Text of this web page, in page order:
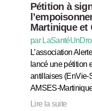
Pétition à
Martinique et
par
L’association
lancé une pétition
antillaises (EnVie-
AMSES-
Lire la suite